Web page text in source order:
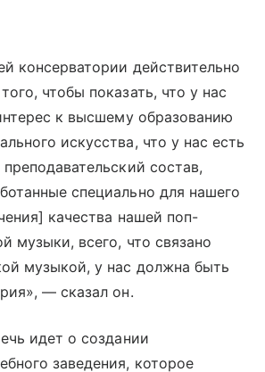
консерватории действительно
чтобы показать, что у нас
к высшему образованию
искусства, что у нас есть
состав,
специально для нашего
качества нашей поп-
музыки, всего, что связано
музыкой, у нас должна быть
— сказал он.
идет о создании
заведения, которое